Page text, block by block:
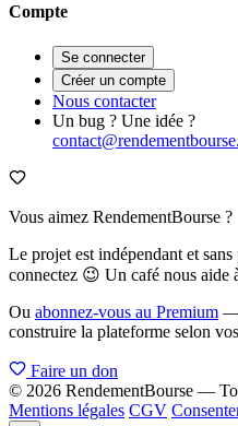
Compte
Se connecter
Créer un compte
Nous contacter
Un bug ? Une idée ?
Vous aimez RendementBourse ?
Le projet est indépendant et
connectez 😉 Un café nous aide
Ou abonnez-vous au Premium —
construire la plateforme selon
Faire un don
© 2026 RendementBourse —
Mentions légales CGV